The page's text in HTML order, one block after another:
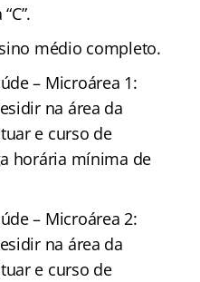
médio completo.
– Microárea 1:
na área da
e curso de
horária mínima de
– Microárea 2:
na área da
e curso de